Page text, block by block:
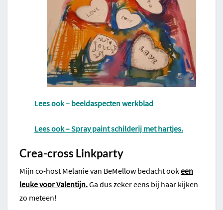
Lees ook – beeldaspecten werkblad
Lees ook – Spray paint schilderij met hartjes.
Crea-cross Linkparty
Mijn co-host Melanie van BeMellow bedacht ookeen
leuke voor Valentijn.Ga dus zeker eens bij haar kijken
zo meteen!